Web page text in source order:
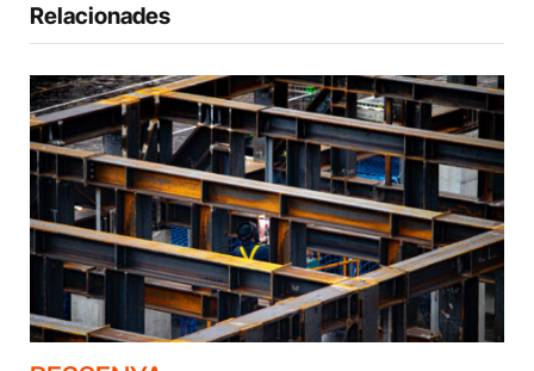
Relacionades